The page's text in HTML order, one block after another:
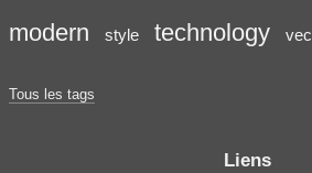
modern style technology
Tous les tags
Liens